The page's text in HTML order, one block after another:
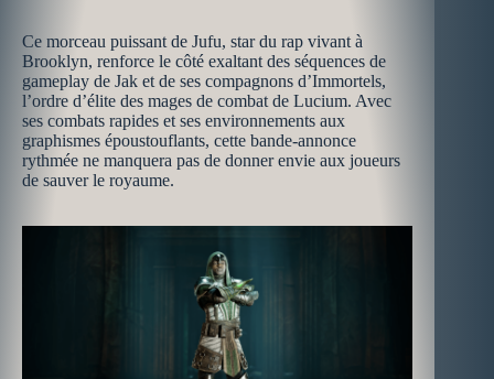
Ce morceau puissant de Jufu, star du rap vivant à
Brooklyn, renforce le côté exaltant des séquences de
gameplay de Jak et de ses compagnons d’Immortels,
l’ordre d’élite des mages de combat de Lucium. Avec
ses combats rapides et ses environnements aux
graphismes époustouflants, cette bande-annonce
rythmée ne manquera pas de donner envie aux joueurs
de sauver le royaume.